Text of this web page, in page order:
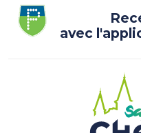
avec